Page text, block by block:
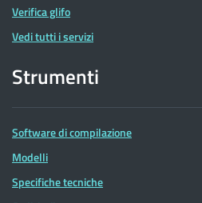
Verifica glifo
Vedi tutti i servizi
Strumenti
Software di compilazione
Modelli
Specifiche tecniche